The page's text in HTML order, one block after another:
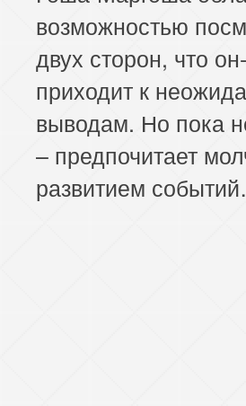
возможностью
двух сторон, что
приходит к
выводам. Но пока
– предпочитает
развитием